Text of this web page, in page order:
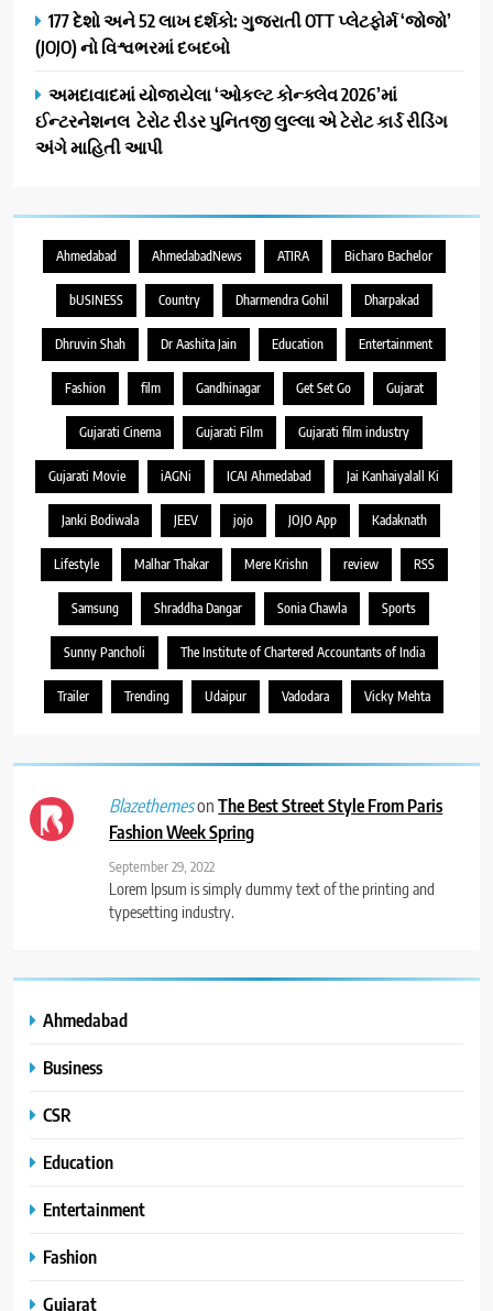
177 દેશો અને 52 લાખ દર્શકો: ગુજરાતી OTT પ્લેટફોર્મ ‘જોજો’
(JOJO) નો વિશ્વભરમાં દબદબો
અમદાવાદમાં યોજાયેલા ‘ઓકલ્ટ કોન્ક્લેવ 2026’માં
ઈન્ટરનેશનલ ટેરોટ રીડર પુનિતજી લુલ્લા એ ટેરોટ કાર્ડ રીડિંગ
અંગે માહિતી આપી
Ahmedabad AhmedabadNews ATIRA Bicharo Bachelor
bUSINESS Country Dharmendra Gohil Dharpakad
Dhruvin Shah Dr Aashita Jain Education Entertainment
Fashion film Gandhinagar Get Set Go Gujarat
Gujarati Cinema Gujarati Film Gujarati film industry
Gujarati Movie iAGNi ICAI Ahmedabad Jai Kanhaiyalall Ki
Janki Bodiwala JEEV jojo JOJO App Kadaknath
Lifestyle Malhar Thakar Mere Krishn review RSS
Samsung Shraddha Dangar Sonia Chawla Sports
Sunny Pancholi The Institute of Chartered Accountants of India
Trailer Trending Udaipur Vadodara Vicky Mehta
BlazethemesonThe Best Street Style From Paris
Fashion Week Spring
September 29, 2022
Lorem Ipsum is simply dummy text of the printing and
typesetting industry.
Ahmedabad
Business
CSR
Education
Entertainment
Fashion
Gujarat